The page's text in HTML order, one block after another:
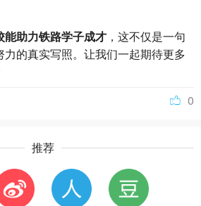
助力铁路学子成才 ，这不仅是一句
的真实写照。让我们一起期待更多
0
推荐